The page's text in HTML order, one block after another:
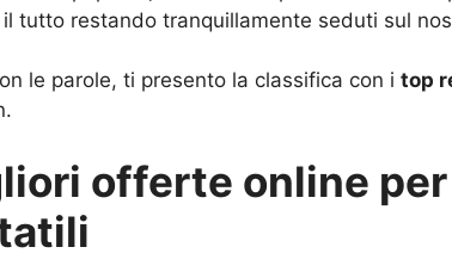
tutto restando tranquillamente seduti sul
le parole, ti presento la classifica con i top
offerte online